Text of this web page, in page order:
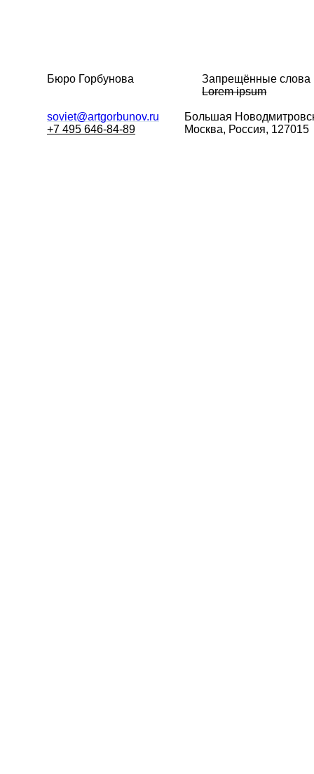
Бюро Горбунова
Запрещённые слова
Lorem ipsum
soviet@artgorbunov.ru
+7 495 646-84-89
Большая
Москва, Россия, 127015